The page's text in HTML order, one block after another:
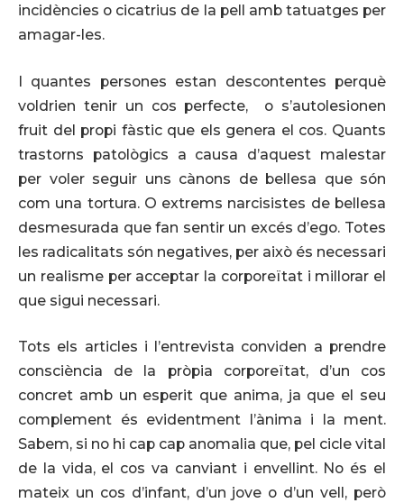
incidències o cicatrius de la pell amb tatuatges per
amagar-les.
I quantes persones estan descontentes perquè
voldrien tenir un cos perfecte, o s’autolesionen
fruit del propi fàstic que els genera el cos. Quants
trastorns patològics a causa d’aquest malestar
per voler seguir uns cànons de bellesa que són
com una tortura. O extrems narcisistes de bellesa
desmesurada que fan sentir un excés d’ego. Totes
les radicalitats són negatives, per això és necessari
un realisme per acceptar la corporeïtat i millorar el
que sigui necessari.
Tots els articles i l’entrevista conviden a prendre
consciència de la pròpia corporeïtat, d’un cos
concret amb un esperit que anima, ja que el seu
complement és evidentment l’ànima i la ment.
Sabem, si no hi cap cap anomalia que, pel cicle vital
de la vida, el cos va canviant i envellint. No és el
mateix un cos d’infant, d’un jove o d’un vell, però